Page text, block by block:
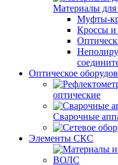
Материалы для
Муфты-
Кроссы и
Оптическое
оптические
Сварочные
Элементы СКС